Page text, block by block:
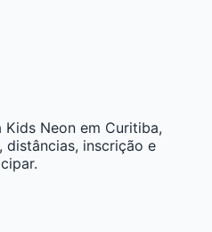
Neon em Curitiba,
distâncias, inscrição e